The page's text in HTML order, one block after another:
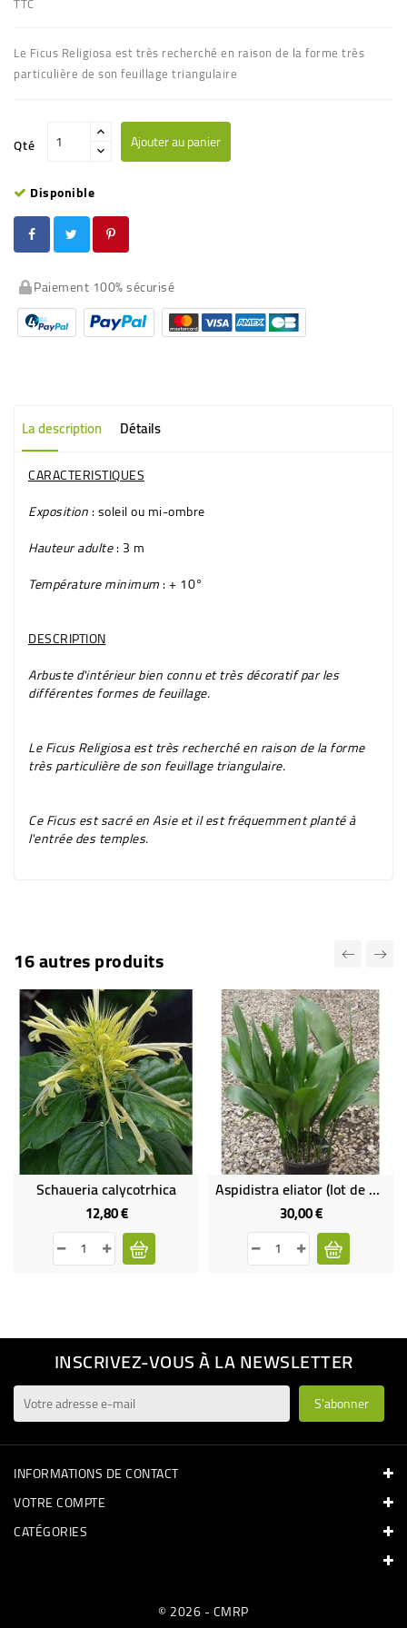
Le Ficus Religiosa est très recherché en raison de la forme très
particulière de son feuillage triangulaire
Qté Ajouter au panier
Disponible
Paiement 100% sécurisé
La description Détails
CARACTERISTIQUES
Exposition: soleil ou mi-ombre
Hauteur adulte: 3 m
Température minimum: + 10°
DESCRIPTION
Arbuste d'intérieur bien connu et très décoratif par les
différentes formes de feuillage.
LeFicus Religiosaest très recherché en raison de la forme
très particulière de sonfeuillage triangulaire.
Ce Ficus est sacré en Asie et il est fréquemment planté à
l'entrée des temples.
16 autres produits
Schaueria calycotrhica
12,80 €Prix
Aspidistra eliator (lot de 2 plants)
30,00 €Prix
INSCRIVEZ-VOUS À LA NEWSLETTER
INFORMATIONS DE CONTACT
VOTRE COMPTE
CATÉGORIES
© 2026 - CMRP